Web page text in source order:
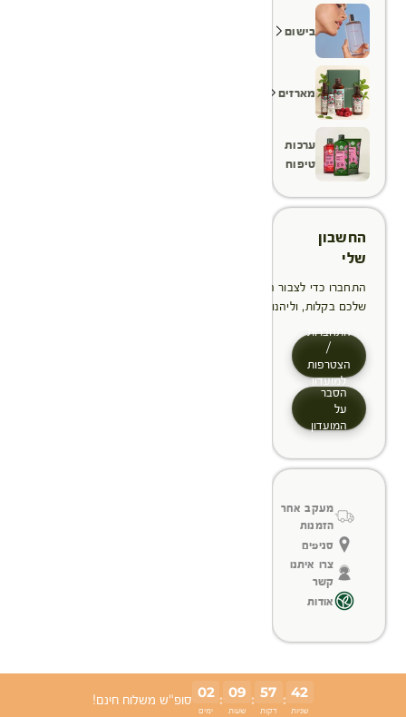
בישום
מארזים
ערכות
טיפוח
החשבון
שלי
התחברו כדי לצבור הטבות, לנהל ולעקוב אחר ההזמנות
שלכם בקלות, וליהנות מתהליך תשלום מהיר יותר
התחברות
/
הצטרפות
למועדון
הסבר
על
המועדון
מעקב אחר
הזמנות
סניפים
צרו איתנו
קשר
אודות
02
ימים
: 09
שעות
: 57
דקות
: 42
שניות
סופ"ש משלוח חינם!